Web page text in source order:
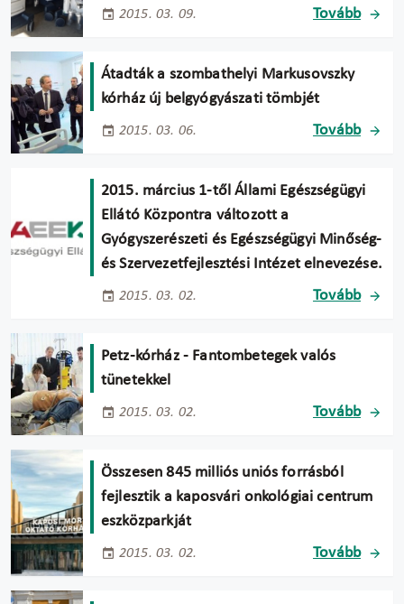
2015. 03. 09. Tovább
Átadták a szombathelyi Markusovszky
kórház új belgyógyászati tömbjét
2015. 03. 06. Tovább
2015. március 1-től Állami Egészségügyi
Ellátó Központra változott a
Gyógyszerészeti és Egészségügyi Minőség-
és Szervezetfejlesztési Intézet elnevezése.
2015. 03. 02. Tovább
Petz-kórház - Fantombetegek valós
tünetekkel
2015. 03. 02. Tovább
Összesen 845 milliós uniós forrásból
fejlesztik a kaposvári onkológiai centrum
eszközparkját
2015. 03. 02. Tovább